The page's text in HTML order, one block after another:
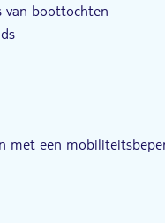
deze tour voor een
van boottochten
met een